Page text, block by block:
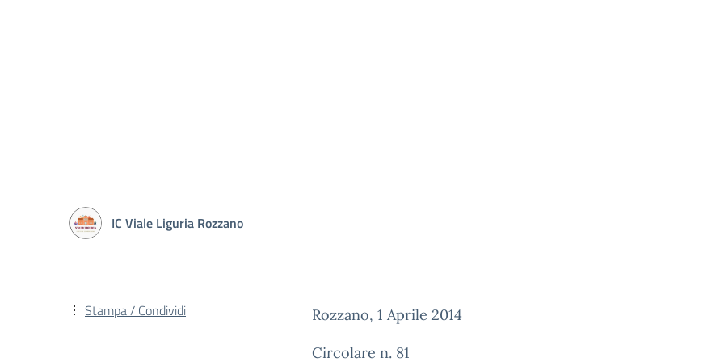
IC Viale Liguria Rozzano
Rozzano, 1 Aprile 2014
Circolare n. 81
Stampa / Condividi